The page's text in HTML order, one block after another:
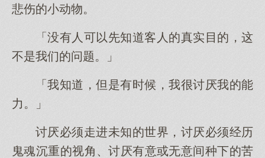
悲伤的小动物。
「没有人可以先知道客人的真实目的，这
不是我们的问题。」
「我知道，但是有时候，我很讨厌我的能
力。」
讨厌必须走进未知的世界，讨厌必须经历
鬼魂沉重的视角、讨厌有意或无意间种下的苦